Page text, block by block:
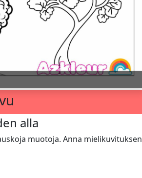
alla
muotoja. Anna mielikuvituksen